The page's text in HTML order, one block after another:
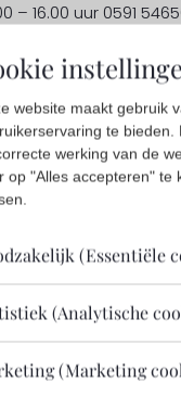
16.00 uur 0591
website maakt gebruik
te bieden.
werking van de
op "Alles accepteren" te
(Essentiële
(Analytische
(Marketing